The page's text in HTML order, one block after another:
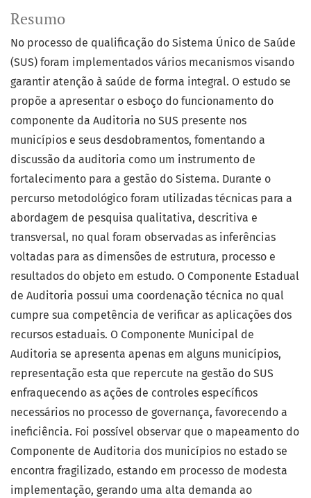
Resumo
No processo de qualificação do Sistema Único de Saúde
(SUS) foram implementados vários mecanismos visando
garantir atenção à saúde de forma integral. O estudo se
propõe a apresentar o esboço do funcionamento do
componente da Auditoria no SUS presente nos
municípios e seus desdobramentos, fomentando a
discussão da auditoria como um instrumento de
fortalecimento para a gestão do Sistema. Durante o
percurso metodológico foram utilizadas técnicas para a
abordagem de pesquisa qualitativa, descritiva e
transversal, no qual foram observadas as inferências
voltadas para as dimensões de estrutura, processo e
resultados do objeto em estudo. O Componente Estadual
de Auditoria possui uma coordenação técnica no qual
cumpre sua competência de verificar as aplicações dos
recursos estaduais. O Componente Municipal de
Auditoria se apresenta apenas em alguns municípios,
representação esta que repercute na gestão do SUS
enfraquecendo as ações de controles específicos
necessários no processo de governança, favorecendo a
ineficiência. Foi possível observar que o mapeamento do
Componente de Auditoria dos municípios no estado se
encontra fragilizado, estando em processo de modesta
implementação, gerando uma alta demanda ao